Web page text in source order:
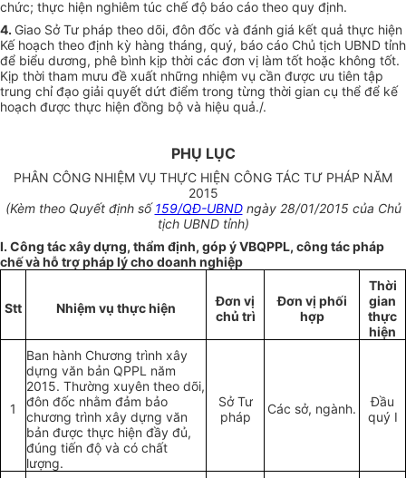
chức; thực hiện nghiêm túc chế độ báo cáo theo quy định.
4. Giao Sở Tư pháp theo dõi, đôn đốc và đánh giá kết quả thực hiện
Kế hoạch theo định kỳ hàng tháng, quý, báo cáo Chủ tịch UBND tỉnh
để biểu dương, phê bình kịp thời các đơn vị làm tốt hoặc không tốt.
Kịp thời tham mưu đề xuất những nhiệm vụ cần được ưu tiên tập
trung chỉ đạo giải quyết dứt điểm trong từng thời gian cụ thể để kế
hoạch được thực hiện đồng bộ và hiệu quả./.
PHỤ LỤC
PHÂN CÔNG NHIỆM VỤ THỰC HIỆN CÔNG TÁC TƯ PHÁP NĂM
2015
(Kèm theo Quyết định số159/QĐ-UBNDngày 28/01/2015 của Chủ
tịch UBND tỉnh)
I. Công tác xây dựng, thẩm định, góp ý VBQPPL, công tác pháp
chế và hỗ trợ pháp lý cho doanh nghiệp
Stt Nhiệm vụ thực hiện
Đơn vị
chủ trì
Đơn vị phối
hợp
Thời
gian
thực
hiện
1
Ban hành Chương trình xây
dựng văn bản QPPL năm
2015. Thường xuyên theo dõi,
đôn đốc nhằm đảm bảo
chương trình xây dựng văn
bản được thực hiện đầy đủ,
đúng tiến độ và có chất
lượng.
Sở Tư
pháp
Các sở, ngành.
Đầu
quý I